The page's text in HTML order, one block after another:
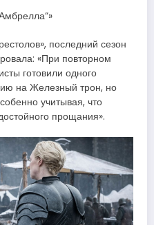
последний сезон
«При повторном
готовили одного
на Железный трон, но
учитывая, что
прощания».